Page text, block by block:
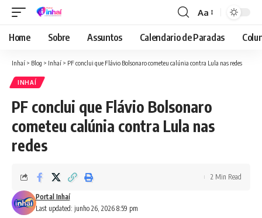
Font
Resizer
Aa
Home Sobre Assuntos Calendario de Paradas
Inhaí > Blog > Inhaí > PF conclui que Flávio Bolsonaro cometeu calúnia contra Lula nas redes
INHAÍ
PF conclui que Flávio Bolsonaro
cometeu calúnia contra Lula nas
redes
Last updated: junho 26, 2026 8:59 pm
Portal Inhaí
2 Min Read